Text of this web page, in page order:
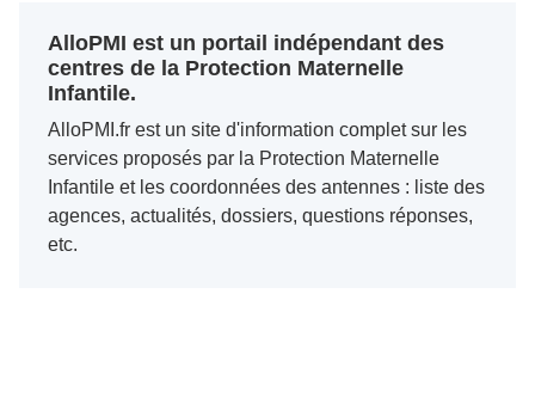
AlloPMI est un portail indépendant des
centres de la Protection Maternelle
Infantile.
AlloPMI.fr est un site d'information complet sur les
services proposés par la Protection Maternelle
Infantile et les coordonnées des antennes : liste des
agences, actualités, dossiers, questions réponses,
etc.